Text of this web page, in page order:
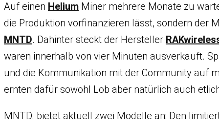
Auf einen Helium Miner mehrere Monate zu
die Produktion vorfinanzieren lässt, sondern der
MNTD. Dahinter steckt der Hersteller
waren innerhalb von vier Minuten ausverkauft.
und die Kommunikation mit der Community auf
ernten dafür sowohl Lob aber natürlich auch
MNTD. bietet aktuell zwei Modelle an: Den